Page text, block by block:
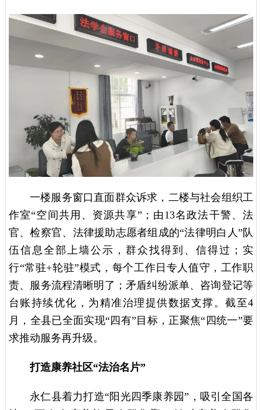
一楼服务窗口直面群众诉求，二楼与社会组织工
作室“空间共用、资源共享”；由13名政法干警、法
官、检察官、法律援助志愿者组成的“法律明白人”队
伍信息全部上墙公示，群众找得到、信得过；实
行“常驻+轮驻”模式，每个工作日专人值守，工作职
责、服务流程清晰明了；矛盾纠纷派单、咨询登记等
台账持续优化，为精准治理提供数据支撑。截至4
月，全县已全面实现“四有”目标，正聚焦“四统一”要
求推动服务再升级。
打造康养社区“法治名片”
永仁县着力打造“阳光四季康养园”，吸引全国各